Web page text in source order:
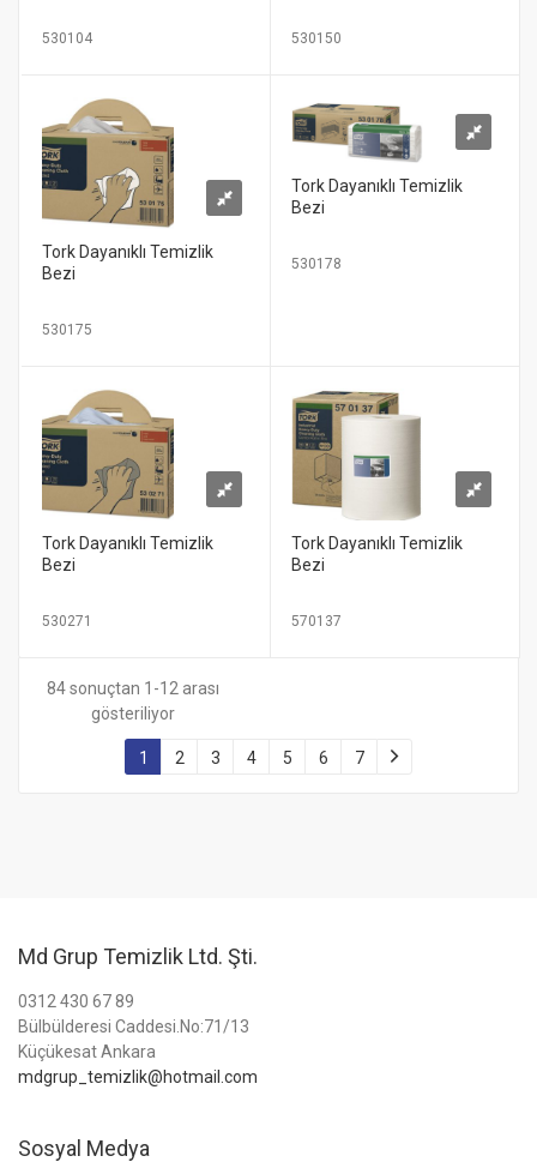
530104 530150
Tork Dayanıklı Temizlik
Bezi
530175
Tork Dayanıklı Temizlik
Bezi
530178
Tork Dayanıklı Temizlik
Bezi
530271
Tork Dayanıklı Temizlik
Bezi
570137
84 sonuçtan 1-12 arası
gösteriliyor
1 2 3 4 5 6 7
Md Grup Temizlik Ltd. Şti.
0312 430 67 89
Bülbülderesi Caddesi.No:71/13
Küçükesat Ankara
mdgrup_temizlik@hotmail.com
Sosyal Medya